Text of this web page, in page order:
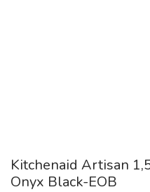
Kitchenaid Artisan 1,5
Onyx Black-EOB